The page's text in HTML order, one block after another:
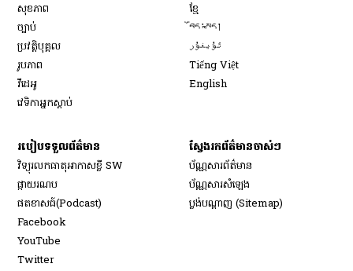
សុខភាព
ច្បាប់
ប្រវត្តិបុគ្គល
រូបភាព
វីដេអូ
វេទិកា​អ្នក​ស្ដាប់
ខ្មែ
བོད་སྐད།
ئۇيغۇر
Tiếng Việt
English
របៀប​ទទួល​ព័ត៌មាន​
វិទ្យុ​រលក​ធាតុអាកាស​ខ្លី SW
​ផ្កាយ​រណប
​ផតខាសធ៍(Podcast)
Facebook
YouTube
Twitter
ស្វែងរកព័ត៌មានចាស់ៗ
ប័ណ្ណសារ​ព័ត៌មាន​
ប័ណ្ណសារ​សំឡេង
ប្លង់បណ្តាញ (Sitemap)